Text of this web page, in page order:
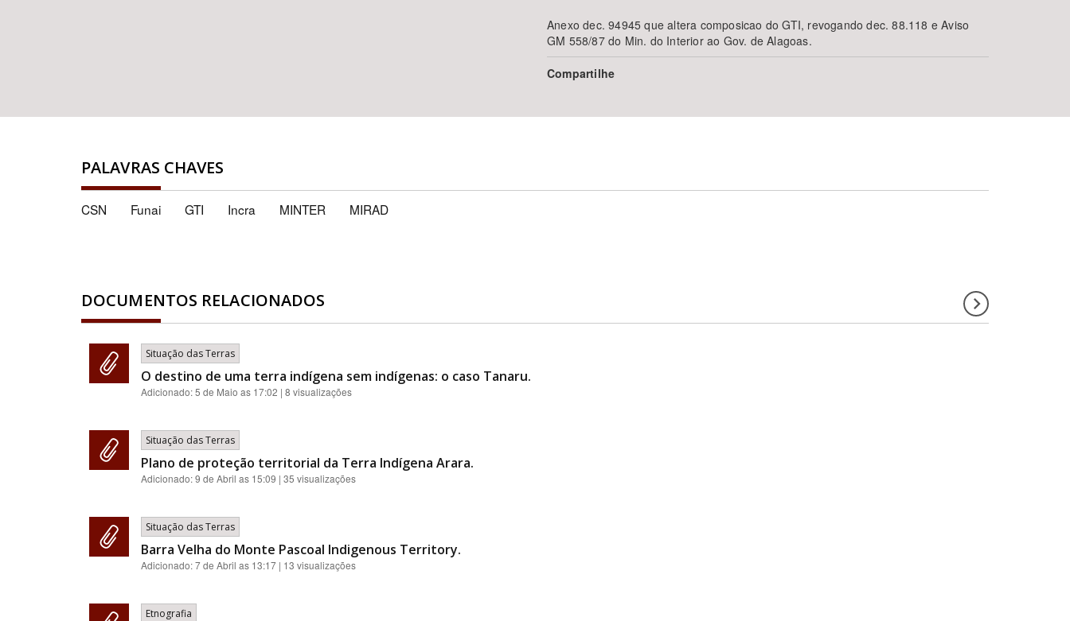
Anexo dec. 94945 que altera composicao do GTI, revogando dec. 88.118 e Aviso
GM 558/87 do Min. do Interior ao Gov. de Alagoas.
Compartilhe
PALAVRAS CHAVES
CSN Funai GTI Incra MINTER MIRAD
DOCUMENTOS RELACIONADOS
Situação das Terras
O destino de uma terra indígena sem indígenas: o caso Tanaru.
Adicionado:5 de Maio as 17:02 | 8 visualizações
Situação das Terras
Plano de proteção territorial da Terra Indígena Arara.
Adicionado:9 de Abril as 15:09 | 35 visualizações
Situação das Terras
Barra Velha do Monte Pascoal Indigenous Territory.
Adicionado:7 de Abril as 13:17 | 13 visualizações
Etnografia